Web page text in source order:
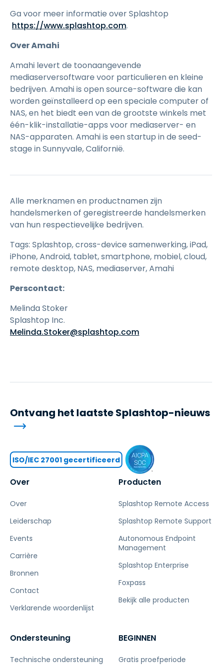
Ga voor meer informatie over Splashtop
https://www.splashtop.com.
Over Amahi
Amahi levert de toonaangevende
mediaserversoftware voor particulieren en kleine
bedrijven. Amahi is open source-software die kan
worden geïnstalleerd op een speciale computer of
NAS, en het biedt een van de grootste winkels met
één-klik-installatie-apps voor mediaserver- en
NAS-apparaten. Amahi is een startup in de seed-
stage in Sunnyvale, Californië.
Alle merknamen en productnamen zijn
handelsmerken of geregistreerde handelsmerken
van hun respectievelijke bedrijven.
Tags: Splashtop, cross-device samenwerking, iPad,
iPhone, Android, tablet, smartphone, mobiel, cloud,
remote desktop, NAS, mediaserver, Amahi
Perscontact:
Melinda Stoker
Splashtop Inc.
Melinda.Stoker@splashtop.com
Over
Over
Leiderschap
Events
Carrière
Bronnen
Contact
Verklarende woordenlijst
Producten
Splashtop Remote Access
Splashtop Remote Support
Autonomous Endpoint
Management
Splashtop Enterprise
Foxpass
Bekijk alle producten
Ondersteuning
Technische ondersteuning
BEGINNEN
Gratis proefperiode
Ontvang het laatste Splashtop-nieuws
ISO/IEC 27001 gecertificeerd